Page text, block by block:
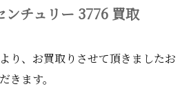
ンチュリー 3776 買取
り、お買取りさせて頂きましたお
きます。